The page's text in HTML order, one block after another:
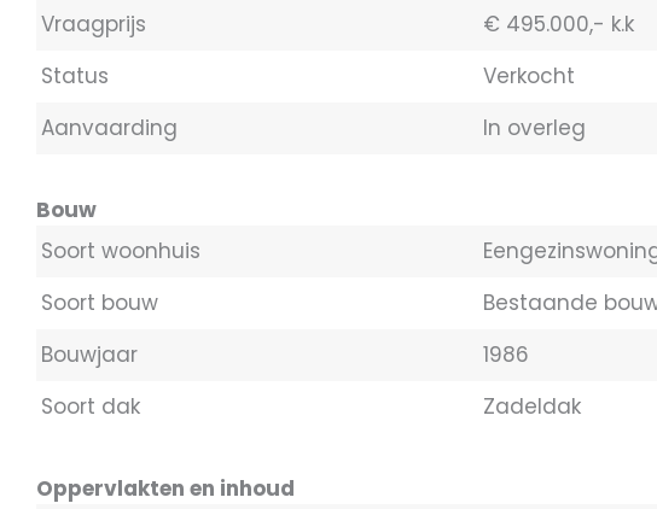
Vraagprijs
€ 495.000,- k.k
Status
Verkocht
Aanvaarding
In overleg
Bouw
Soort woonhuis
Soort bouw
Bestaande
Bouwjaar
1986
Soort dak
Zadeldak
Oppervlakten en inhoud